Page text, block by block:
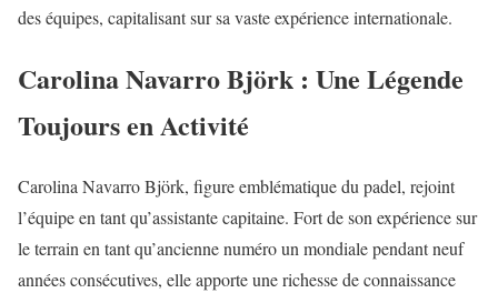
des équipes, capitalisant sur sa vaste expérience internationale.
Carolina Navarro Björk : Une Légende
Toujours en Activité
Carolina Navarro Björk, figure emblématique du padel, rejoint
l’équipe en tant qu’assistante capitaine. Fort de son expérience sur
le terrain en tant qu’ancienne numéro un mondiale pendant neuf
années consécutives, elle apporte une richesse de connaissance